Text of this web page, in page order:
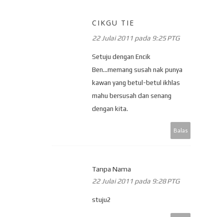
CIKGU TIE
22 Julai 2011 pada 9:25 PTG
Setuju dengan Encik
Ben...memang susah nak punya
kawan yang betul-betul ikhlas
mahu bersusah dan senang
dengan kita.
Balas
Tanpa Nama
22 Julai 2011 pada 9:28 PTG
stuju2